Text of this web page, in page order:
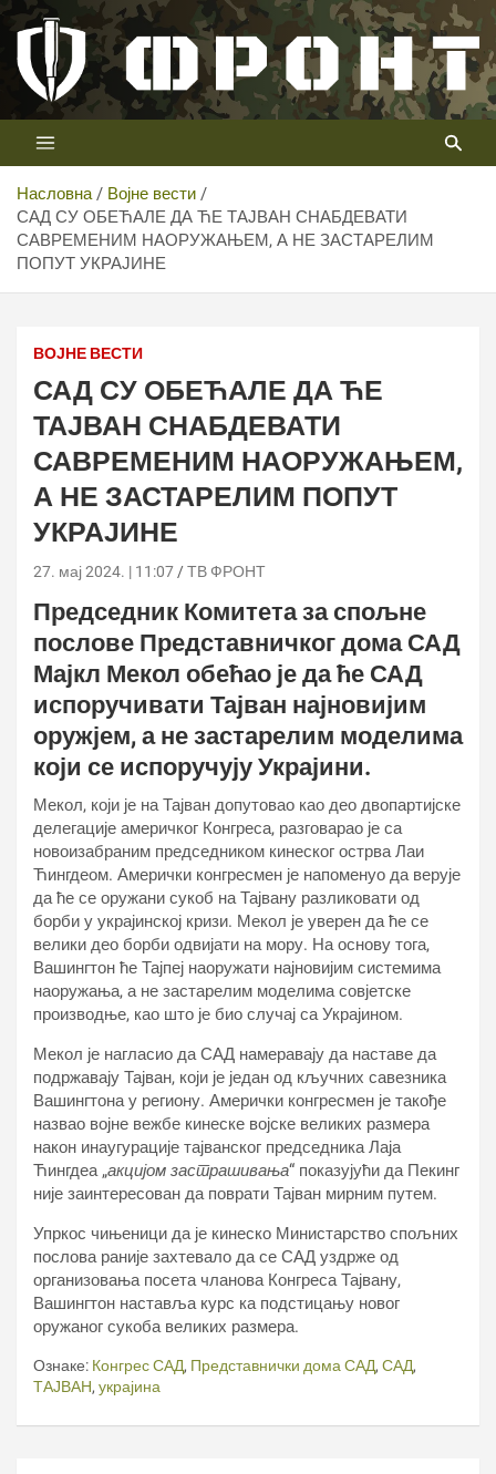
Скип
цонтент
Телевизија ФРОНТ
Први војни канал у Србији
Насловна
Војне вести
САД СУ ОБЕЋАЛЕ ДА ЋЕ ТАЈВАН СНАБДЕВАТИ
САВРЕМЕНИМ НАОРУЖАЊЕМ, А НЕ ЗАСТАРЕЛИМ
ПОПУТ УКРАЈИНЕ
ВОЈНЕ ВЕСТИ
САД СУ ОБЕЋАЛЕ ДА ЋЕ
ТАЈВАН СНАБДЕВАТИ
САВРЕМЕНИМ НАОРУЖАЊЕМ,
А НЕ ЗАСТАРЕЛИМ ПОПУТ
УКРАЈИНЕ
27. мај 2024. | 11:07 ТВ ФРОНТ
Председник Комитета за спољне
послове Представничког дома САД
Мајкл Мекол обећао је да ће САД
испоручивати Тајван најновијим
оружјем, а не застарелим моделима
који се испоручују Украјини.
Мекол, који је на Тајван допутовао као део двопартијске
делегације америчког Конгреса, разговарао је са
новоизабраним председником кинеског острва Лаи
Ћингдеом. Амерички конгресмен је напоменуо да верује
да ће се оружани сукоб на Тајвану разликовати од
борби у украјинској кризи. Мекол је уверен да ће се
велики део борби одвијати на мору. На основу тога,
Вашингтон ће Тајпеј наоружати најновијим системима
наоружања, а не застарелим моделима совјетске
производње, као што је био случај са Украјином.
Мекол је нагласио да САД намеравају да наставе да
подржавају Тајван, који је један од кључних савезника
Вашингтона у региону. Амерички конгресмен је такође
назвао војне вежбе кинеске војске великих размера
након инаугурације тајванског председника Лаја
Ћингдеа „акцијом застрашивања“ показујући да Пекинг
није заинтересован да поврати Тајван мирним путем.
Упркос чињеници да је кинеско Министарство спољних
послова раније захтевало да се САД уздрже од
организовања посета чланова Конгреса Тајвану,
Вашингтон наставља курс ка подстицању новог
оружаног сукоба великих размера.
Ознаке: Конгрес САД, Представнички дома САД, САД,
ТАЈВАН, украјина